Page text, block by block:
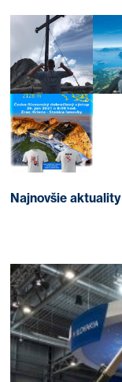
Najnovšie aktuality